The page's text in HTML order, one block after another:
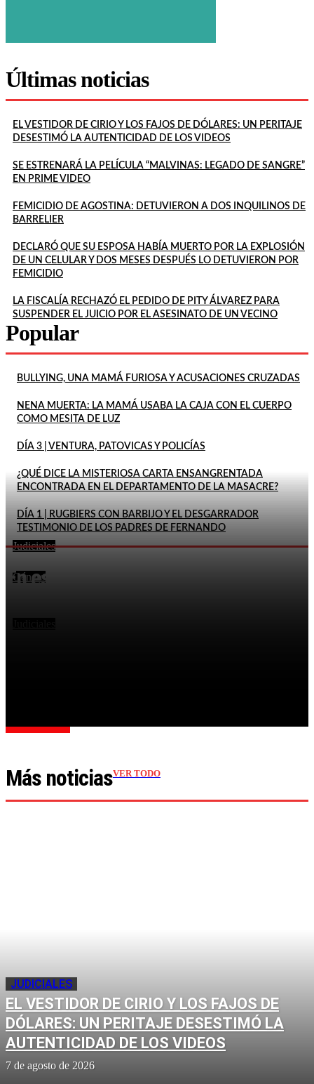
Últimas noticias
EL VESTIDOR DE CIRIO Y LOS FAJOS DE DÓLARES: UN PERITAJE
DESESTIMÓ LA AUTENTICIDAD DE LOS VIDEOS
SE ESTRENARÁ LA PELÍCULA “MALVINAS: LEGADO DE SANGRE”
EN PRIME VIDEO
FEMICIDIO DE AGOSTINA: DETUVIERON A DOS INQUILINOS DE
BARRELIER
DECLARÓ QUE SU ESPOSA HABÍA MUERTO POR LA EXPLOSIÓN
DE UN CELULAR Y DOS MESES DESPUÉS LO DETUVIERON POR
FEMICIDIO
LA FISCALÍA RECHAZÓ EL PEDIDO DE PITY ÁLVAREZ PARA
SUSPENDER EL JUICIO POR EL ASESINATO DE UN VECINO
Popular
BULLYING, UNA MAMÁ FURIOSA Y ACUSACIONES CRUZADAS
NENA MUERTA: LA MAMÁ USABA LA CAJA CON EL CUERPO
COMO MESITA DE LUZ
DÍA 3 | VENTURA, PATOVICAS Y POLICÍAS
¿QUÉ DICE LA MISTERIOSA CARTA ENSANGRENTADA
ENCONTRADA EN EL DEPARTAMENTO DE LA MASACRE?
DÍA 1 | RUGBIERS CON BARBIJO Y EL DESGARRADOR
TESTIMONIO DE LOS PADRES DE FERNANDO
En este momento
Judiciales
INQUILINOS DE BARRELIER
Género
Más noticiasVER TODO
JUDICIALES
EL VESTIDOR DE CIRIO Y LOS FAJOS DE
DÓLARES: UN PERITAJE DESESTIMÓ LA
AUTENTICIDAD DE LOS VIDEOS
7 de agosto de 2026